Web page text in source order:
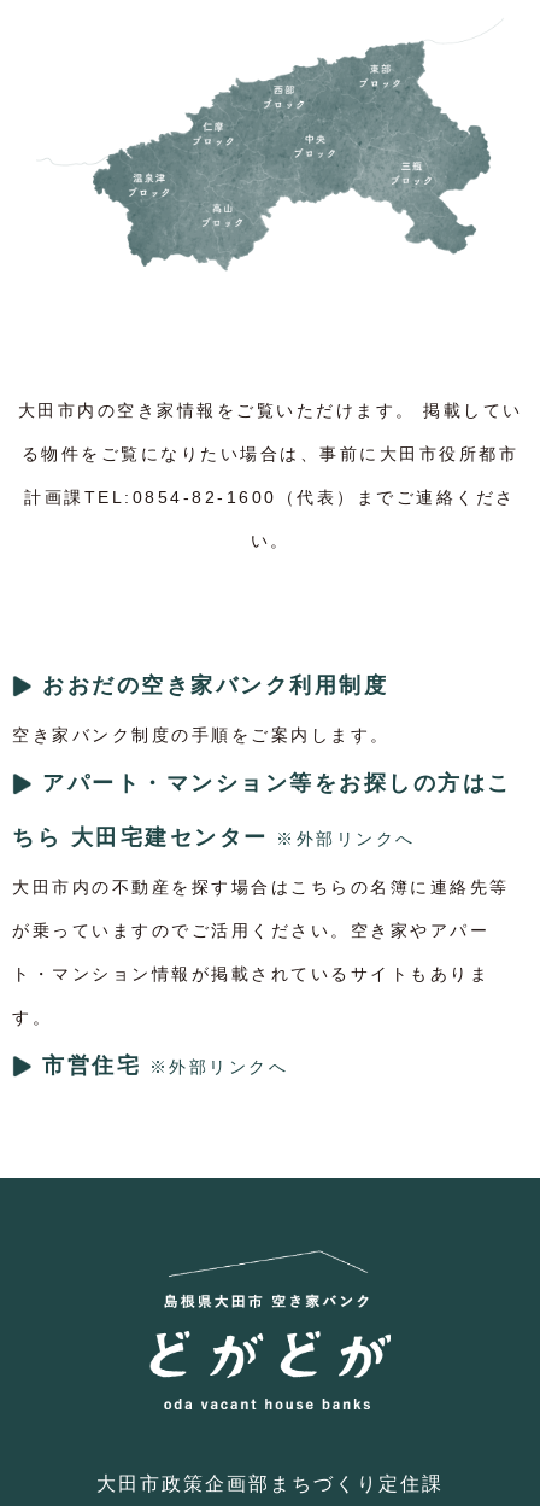
大田市内の空き家情報をご覧いただけます。 掲載してい
る物件をご覧になりたい場合は、事前に大田市役所都市
計画課TEL:0854-82-1600（代表）までご連絡くださ
い。
おおだの空き家バンク利用制度
空き家バンク制度の手順をご案内します。
アパート・マンション等をお探しの方はこ
ちら 大田宅建センター
大田市内の不動産を探す場合はこちらの名簿に連絡先等
が乗っていますのでご活用ください。空き家やアパー
ト・マンション情報が掲載されているサイトもありま
す。
市営住宅
大田市政策企画部まちづくり定住課